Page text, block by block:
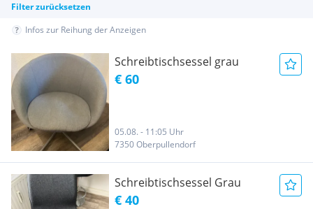
Filter zurücksetzen
Infos zur Reihung der Anzeigen
Schreibtischsessel grau
€ 60
05.08. - 11:05 Uhr
7350 Oberpullendorf
Schreibtischsessel Grau
€ 40